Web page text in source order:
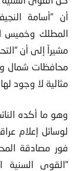
أن “أسامة
المطلك وخميس
مشيراً إلى أن
محافظات شمال
مثالية لا وجود
وهو ما أكده
لوسائل إعلام
فور مصادقة
“القوى